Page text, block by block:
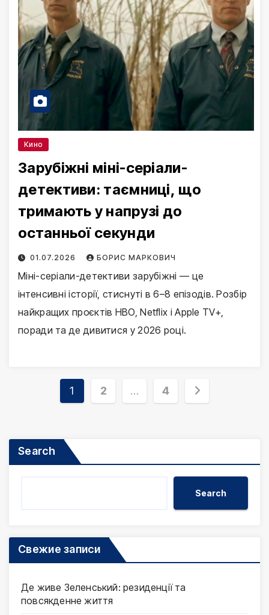
Кино
Зарубіжні міні-серіали-
детективи: таємниці, що
тримають у напрузі до
останньої секунди
01.07.2026 БОРИС МАРКОВИЧ
Міні-серіали-детективи зарубіжні — це
інтенсивні історії, стиснуті в 6–8 епізодів. Розбір
найкращих проєктів HBO, Netflix і Apple TV+,
поради та де дивитися у 2026 році.
Posts
1 2 … 4
Search
Search
Свежие записи
Де живе Зеленський: резиденції та
повсякденне життя